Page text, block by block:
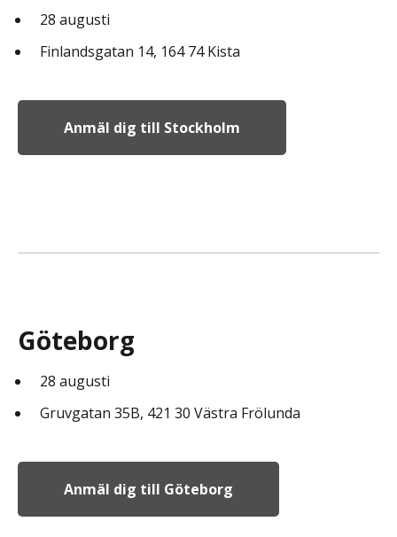
28 augusti
Finlandsgatan 14, 164 74 Kista
Anmäl dig till Stockholm
Göteborg
28 augusti
Gruvgatan 35B, 421 30 Västra Frölunda
Anmäl dig till Göteborg